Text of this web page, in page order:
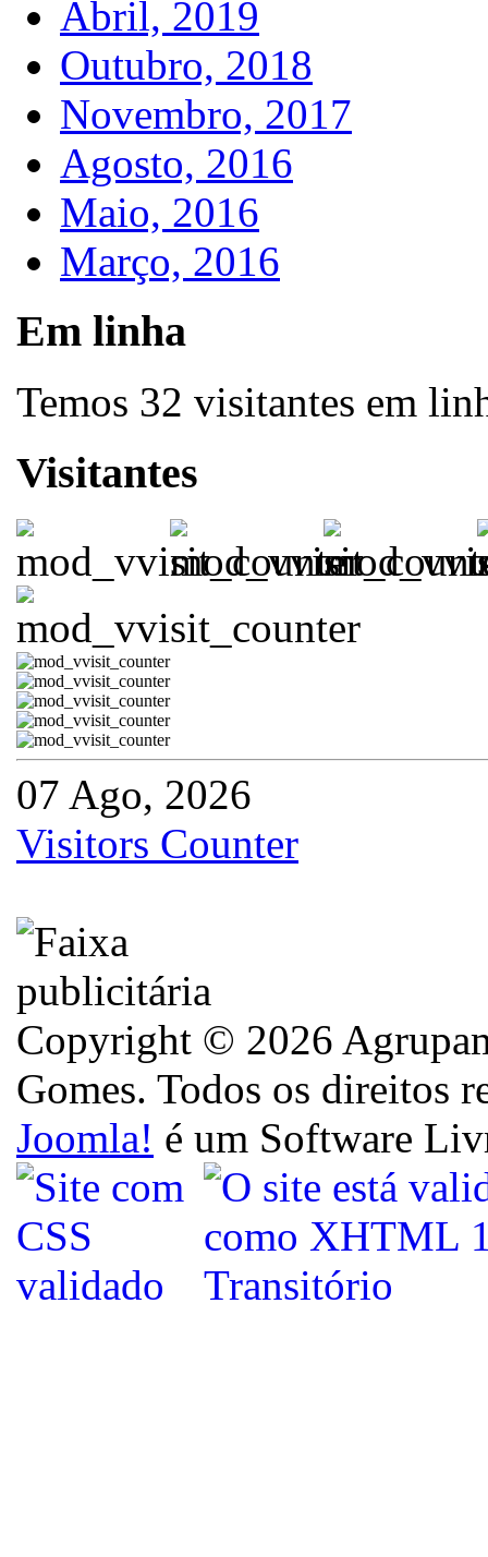
Abril, 2019
Outubro, 2018
Novembro, 2017
Agosto, 2016
Maio, 2016
Março, 2016
Em linha
Temos 32 visitantes em
Visitantes
07 Ago, 2026
Visitors Counter
Copyright © 2026
Gomes. Todos os direitos
Joomla! é um Software